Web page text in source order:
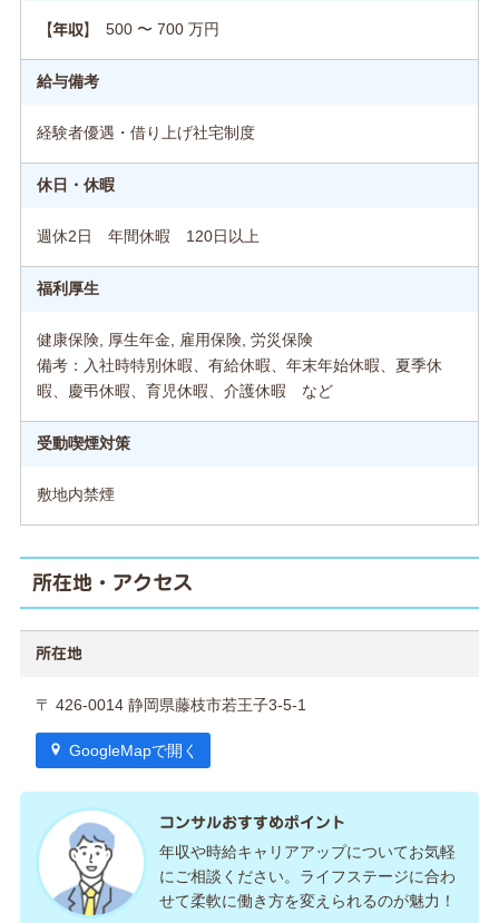
【年収】 500 〜 700 万円
給与備考
経験者優遇・借り上げ社宅制度
休日・休暇
週休2日 年間休暇 120日以上
福利厚生
健康保険, 厚生年金, 雇用保険, 労災保険
備考：入社時特別休暇、有給休暇、年末年始休暇、夏季休
暇、慶弔休暇、育児休暇、介護休暇 など
受動喫煙対策
敷地内禁煙
所在地・アクセス
所在地
〒 426-0014 静岡県藤枝市若王子3-5-1
GoogleMapで開く
コンサルおすすめポイント
年収や時給キャリアアップについてお気軽
にご相談ください。ライフステージに合わ
せて柔軟に働き方を変えられるのが魅力！